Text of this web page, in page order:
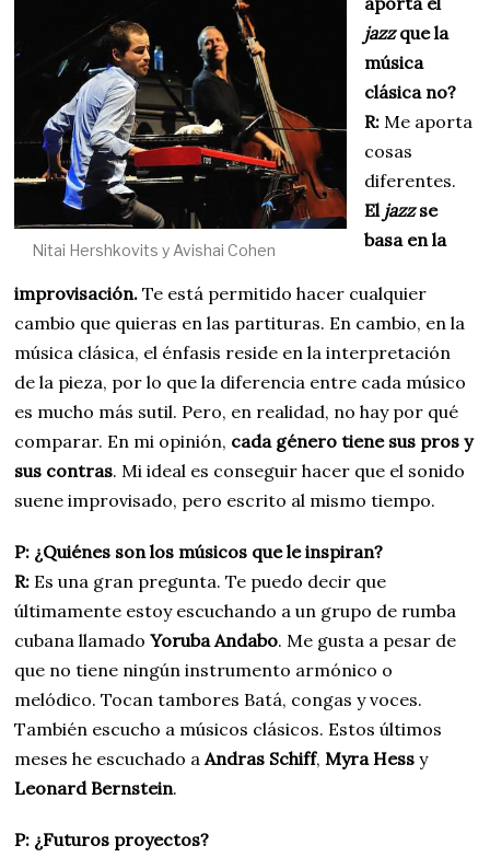
Nitai Hershkovits y Avishai Cohen
jazzque la
música
clásica no?
R: Me aporta
cosas
diferentes.
El jazzse
basa en la
improvisación. Te está permitido hacer cualquier
cambio que quieras en las partituras. En cambio, en la
música clásica, el énfasis reside en la interpretación
de la pieza, por lo que la diferencia entre cada músico
es mucho más sutil. Pero, en realidad, no hay por qué
comparar. En mi opinión, cada género tiene sus pros y
sus contras. Mi ideal es conseguir hacer que el sonido
suene improvisado, pero escrito al mismo tiempo.
P: ¿Quiénes son los músicos que le inspiran?
R: Es una gran pregunta. Te puedo decir que
últimamente estoy escuchando a un grupo de rumba
cubana llamadoYoruba Andabo. Me gusta a pesar de
que no tiene ningún instrumento armónico o
melódico. Tocan tambores Batá, congas y voces.
También escucho a músicos clásicos. Estos últimos
meses he escuchado aAndras Schiff,Myra Hess y
Leonard Bernstein.
P: ¿Futuros proyectos?